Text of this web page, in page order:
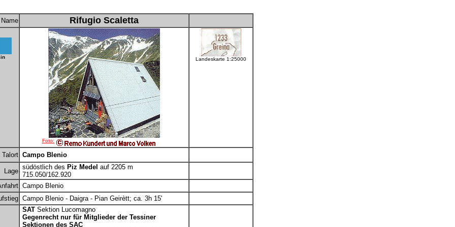
Name Rifugio Scaletta
Foto:
Landeskarte 1:25000
Talort Campo Blenio
Lage
südöstlich des Piz Medel auf 2205 m
715.050/162.920
Campo Blenio
Campo Blenio - Daigra - Pian Geirètt; ca. 3h 15'
SAT Sektion Lucomagno
Gegenrecht nur für Mitglieder der Tessiner
Sektionen des SAC